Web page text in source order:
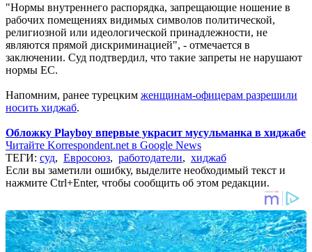
"Нормы внутреннего распорядка, запрещающие ношение в
рабочих помещениях видимых символов политической,
религиозной или идеологической принадлежности, не
являются прямой дискриминацией", - отмечается в
заключении. Суд подтвердил, что такие запреты не нарушают
нормы ЕС.
Напомним, ранее турецким женщинам-офицерам разрешили
носить хиджаб.
Обложку Playboy впервые украсит мусульманка в хиджабе
Читайте Korrespondent.net в Google News
ТЕГИ: суд, Евросоюз, работодатели, хиджаб
Если вы заметили ошибку, выделите необходимый текст и
нажмите Ctrl+Enter, чтобы сообщить об этом редакции.